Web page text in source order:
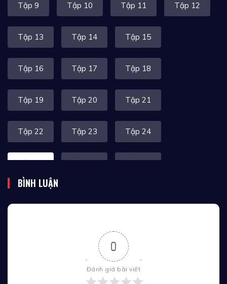
Tập 9 Tập 10 Tập 11 Tập 12
Tập 13 Tập 14 Tập 15
Tập 16 Tập 17 Tập 18
Tập 19 Tập 20 Tập 21
Tập 22 Tập 23 Tập 24
Tập 25 Tập 26 Tập 27
Tập 35 Tập 36
BÌNH LUẬN
0
Đánh giá bài viết